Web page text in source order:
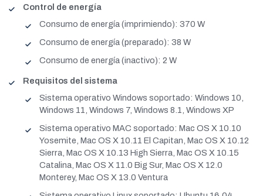
Control de energía
Consumo de energía (imprimiendo): 370 W
Consumo de energía (preparado): 38 W
Consumo de energía (inactivo): 2 W
Requisitos del sistema
Sistema operativo Windows soportado: Windows 10,
Windows 11, Windows 7, Windows 8.1, Windows XP
Sistema operativo MAC soportado: Mac OS X 10.10
Yosemite, Mac OS X 10.11 El Capitan, Mac OS X 10.12
Sierra, Mac OS X 10.13 High Sierra, Mac OS X 10.15
Catalina, Mac OS X 11.0 Big Sur, Mac OS X 12.0
Monterey, Mac OS X 13.0 Ventura